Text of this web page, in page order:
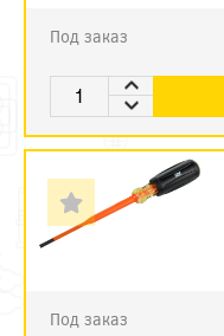
Под заказ
Под заказ